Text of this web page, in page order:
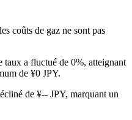
coûts de gaz ne sont pas
taux a fluctué de 0%, atteignant
de ¥0 JPY.
de ¥-- JPY, marquant un